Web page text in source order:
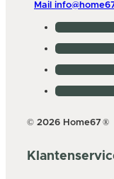
Mail
© 2026 Home67 ®